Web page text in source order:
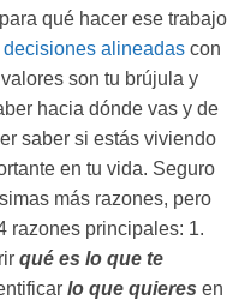
qué hacer ese trabajo
decisiones alineadas con
son tu brújula y
hacia dónde vas y de
saber si estás viviendo
en tu vida. Seguro
más razones, pero
razones principales: 1.
qué es lo que te
lo que quieres en